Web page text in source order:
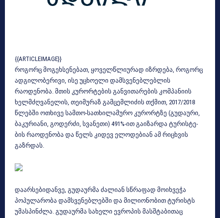
{{ARTICLEIMAGE}}
როგორც მოგეხსენებათ, ყოველწლიურად იზრდება, როგორც
ადგილობერივი, ისე უცხოელი დამსვენებლებლის
რაოდენობა. მთის კურორტების განვითარების კომპანიის
ხელმძღვანელის, თეიმურაზ გამცემლიძის თქმით, 2017/2018
წლებ­ში ოთხი­ვე სამ­თო-სა­თხი­ლა­მუ­რო კუ­რორტზე (გუ­და­უ­რი,
ბა­კუ­რი­ა­ნი, გო­დერ­ძი, სვა­ნე­თი) 491%-ით გა­ი­ზარ­და ტუ­რის­ტე­
ბის რა­ო­დე­ნო­ბა და წელს კიდევ ელოდებიან ამ რიცხვის
გაზრდას.
დაარსებიდანვე, გუდაურმა ძალიან სწრაფად მოიხვეჭა
პოპულარობა დამსვენებლებში და მილიონობით ტურისტს
უმასპინძლა. გუდაურმა სახელი ევროპის მასშტაბითაც